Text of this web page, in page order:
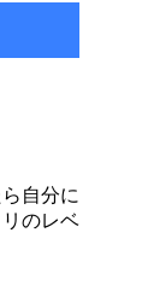
自分に
のレベ